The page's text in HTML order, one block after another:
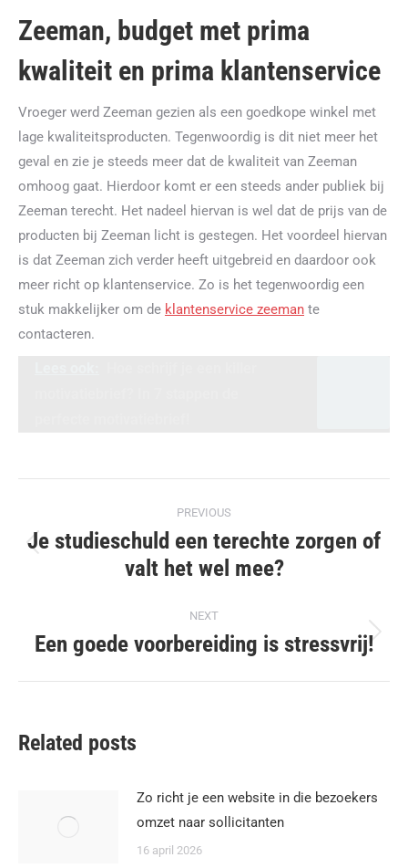
Zeeman, budget met prima
kwaliteit en prima klantenservice
Vroeger werd Zeeman gezien als een goedkope winkel met
lage kwaliteitsproducten. Tegenwoordig is dit niet meer het
geval en zie je steeds meer dat de kwaliteit van Zeeman
omhoog gaat. Hierdoor komt er een steeds ander publiek bij
Zeeman terecht. Het nadeel hiervan is wel dat de prijs van de
producten bij Zeeman licht is gestegen. Het voordeel hiervan
is dat Zeeman zich verder heeft uitgebreid en daardoor ook
meer richt op klantenservice. Zo is het tegenwoordig een
stuk makkelijker om de klantenservice zeeman te
contacteren.
navigation
PREVIOUS
Previous
post:
Je studieschuld een terechte zorgen of
valt het wel mee?
NEXT
Next
Een goede voorbereiding is stressvrij!
Related posts
Zo richt je een website in die bezoekers
omzet naar sollicitanten
16 april 2026